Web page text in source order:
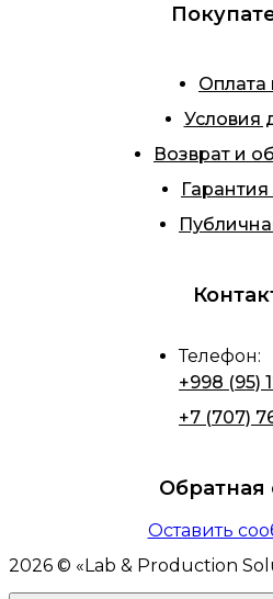
Оплата
Условия
Возврат и
Телефон:
+998 (95)
+7 (707)
Обратная
Оставить
2026 © « Lab & Production